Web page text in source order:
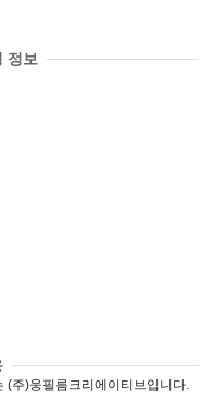
정보
(주)웅필름크리에이티브입니다.